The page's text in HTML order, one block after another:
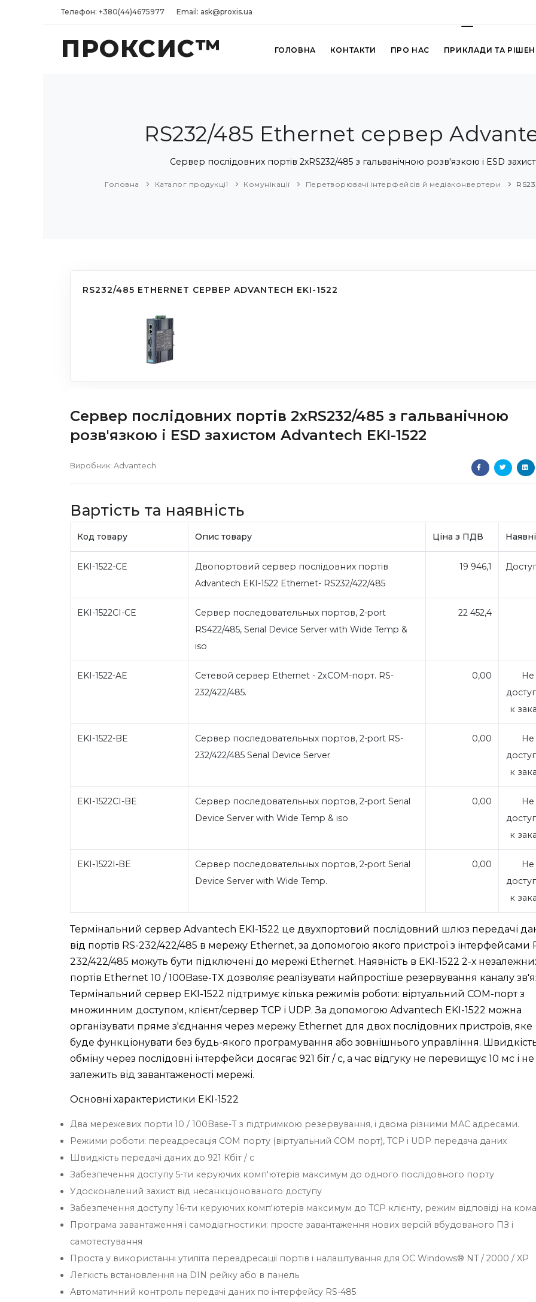
Телефон: +380(44)4675977 Email: ask@proxis.ua
ПРОКСИС™ ГОЛОВНА КОНТАКТИ ПРО НАС ПРИКЛАДИ ТА
RS232/485 Ethernet сервер
Сервер послідовних портів 2хRS232/485 з гальванічною розв'язкою і ESD
Головна Каталог продукції Комунікації Перетворювачі інтерфейсів й медіаконвертери
RS232/485 ETHERNET СЕРВЕР ADVANTECH EKI-1522
Сервер послідовних портів 2хRS232/485 з гальванічною
розв'язкою і ESD захистом Advantech EKI-1522
Виробник: Advantech
Вартість та наявність
Код товару Опис товару Ціна з ПДВ
EKI-1522-CE
Двопортовий сервер послідовних портів
Advantech EKI-1522 Ethernet- RS232/422/485
19 946,1
EKI-1522CI-CE
Сервер последовательных портов, 2-port
RS422/485, Serial Device Server with Wide Temp &
iso
22 452,4
EKI-1522-AE
Сетевой сервер Ethernet - 2xCOM-порт. RS-
232/422/485.
0,00
Не
к
EKI-1522-BE
Сервер последовательных портов, 2-port RS-
232/422/485 Serial Device Server
0,00
Не
к
EKI-1522CI-BE
Сервер последовательных портов, 2-port Serial
Device Server with Wide Temp & iso
0,00
Не
к
EKI-1522I-BE
Сервер последовательных портов, 2-port Serial
Device Server with Wide Temp.
0,00
Не
к
Термінальний сервер Advantech EKI-1522 це двухпортовий послідовний шлюз передачі
від портів RS-232/422/485 в мережу Ethernet, за допомогою якого пристрої з інтерфейсами
232/422/485 можуть бути підключені до мережі Ethernet. Наявність в EKI-1522 2-х
портів Ethernet 10 / 100Base-TX дозволяє реалізувати найпростіше резервування каналу
Термінальний сервер EKI-1522 підтримує кілька режимів роботи: віртуальний COM-порт з
множинним доступом, клієнт/сервер TCP і UDP. За допомогою Advantech EKI-1522 можна
організувати пряме з'єднання через мережу Ethernet для двох послідовних пристроїв, яке
буде функціонувати без будь-якого програмування або зовнішнього управління.
обміну через послідовні інтерфейси досягає 921 біт / с, а час відгуку не перевищує 10 мс і не
залежить від завантаженості мережі.
Основні характеристики EKI-1522
Два мережевих порти 10 / 100Base-T з підтримкою резервування, і двома різними МАС адресами.
Режими роботи: переадресація COM порту (віртуальний COM порт), TCP і UDP передача даних
Швидкість передачі даних до 921 Кбіт / с
Забезпечення доступу 5-ти керуючих комп'ютерів максимум до одного послідовного порту
Удосконалений захист від несанкціонованого доступу
Забезпечення доступу 16-ти керуючих комп'ютерів максимум до TCP клієнту, режим відповіді на
Програма завантаження і самодіагностики: просте завантаження нових версій вбудованого ПЗ і
самотестування
Проста у використанні утиліта переадресації портів і налаштування для ОС Windows® NT / 2000 / XP
Легкість встановлення на DIN рейку або в панель
Автоматичний контроль передачі даних по інтерфейсу RS-485